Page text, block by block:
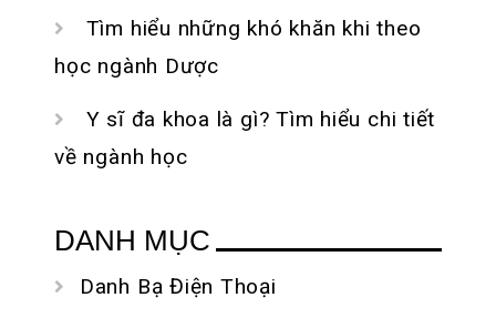
Tìm hiểu những khó khăn khi theo
học ngành Dược
Y sĩ đa khoa là gì? Tìm hiểu chi tiết
về ngành học
DANH MỤC
Danh Bạ Điện Thoại